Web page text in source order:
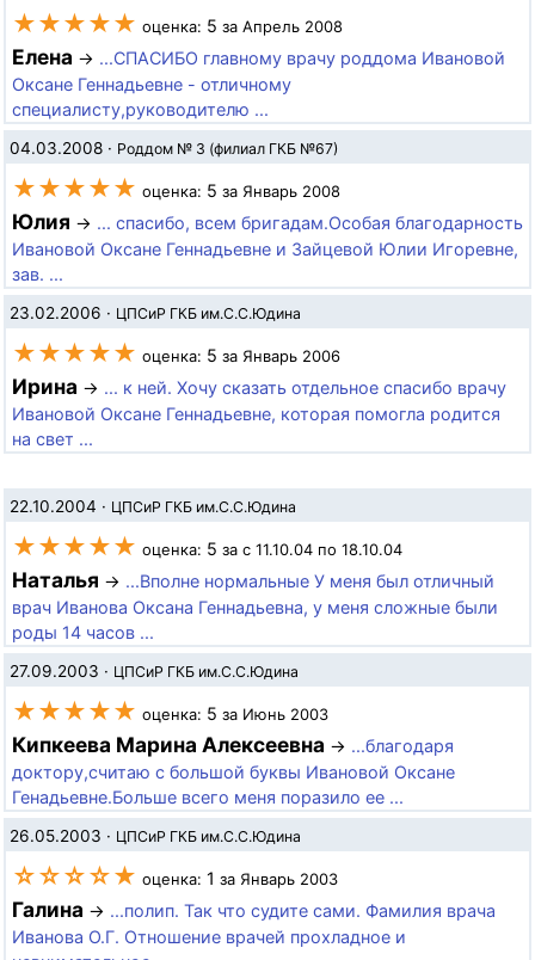
★★★★★ оценка: 5 за Апрель 2008
Елена → ...СПАСИБО главному врачу роддома Ивановой
Оксане Геннадьевне - отличному
специалисту,руководителю ...
04.03.2008 · Роддом № 3 (филиал ГКБ №67)
★★★★★ оценка: 5 за Январь 2008
Юлия → ... спасибо, всем бригадам.Особая благодарность
Ивановой Оксане Геннадьевне и Зайцевой Юлии Игоревне,
зав. ...
23.02.2006 · ЦПСиР ГКБ им.С.С.Юдина
★★★★★ оценка: 5 за Январь 2006
Ирина → ... к ней. Хочу сказать отдельное спасибо врачу
Ивановой Оксане Геннадьевне, которая помогла родится
на свет ...
22.10.2004 · ЦПСиР ГКБ им.С.С.Юдина
★★★★★ оценка: 5 за с 11.10.04 по 18.10.04
Наталья → ...Вполне нормальные У меня был отличный
врач Иванова Оксана Геннадьевна, у меня сложные были
роды 14 часов ...
27.09.2003 · ЦПСиР ГКБ им.С.С.Юдина
★★★★★ оценка: 5 за Июнь 2003
Кипкеева Марина Алексеевна → ...благодаря
доктору,считаю с большой буквы Ивановой Оксане
Генадьевне.Больше всего меня поразило ее ...
26.05.2003 · ЦПСиР ГКБ им.С.С.Юдина
☆☆☆☆★ оценка: 1 за Январь 2003
Галина → ...полип. Так что судите сами. Фамилия врача
Иванова О.Г. Отношение врачей прохладное и